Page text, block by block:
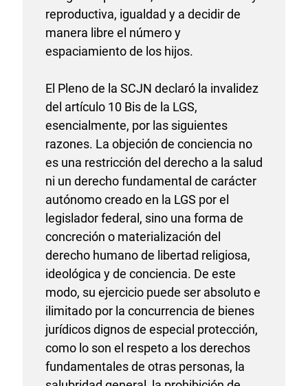
reproductiva, igualdad y a decidir de
manera libre el número y
espaciamiento de los hijos.
El Pleno de la SCJN declaró la invalidez
del artículo 10 Bis de la LGS,
esencialmente, por las siguientes
razones. La objeción de conciencia no
es una restricción del derecho a la salud
ni un derecho fundamental de carácter
autónomo creado en la LGS por el
legislador federal, sino una forma de
concreción o materialización del
derecho humano de libertad religiosa,
ideológica y de conciencia. De este
modo, su ejercicio puede ser absoluto e
ilimitado por la concurrencia de bienes
jurídicos dignos de especial protección,
como lo son el respeto a los derechos
fundamentales de otras personas, la